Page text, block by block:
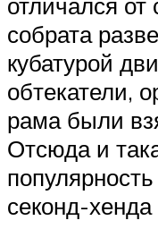
собрата
кубатурой
обтекатели,
рама были
Отсюда и
секонд-